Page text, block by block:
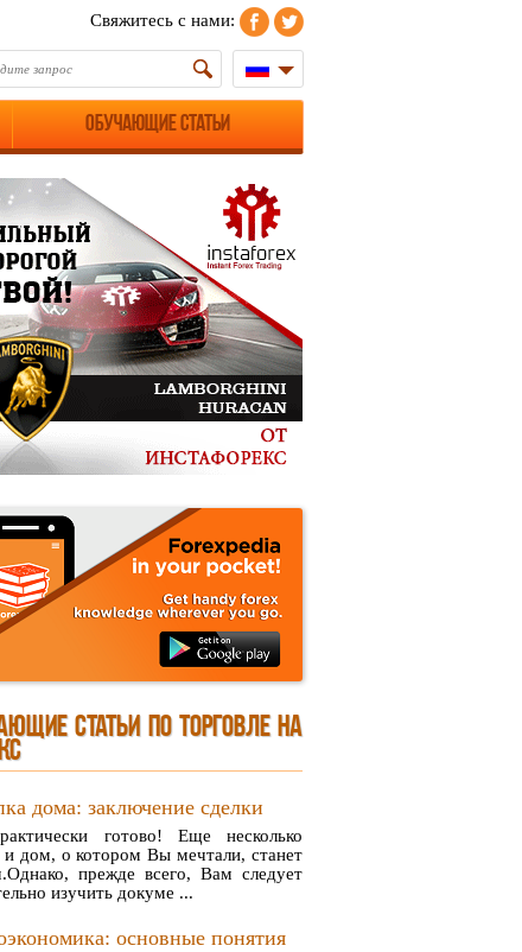
Свяжитесь с нами:
Обучающие статьи
СТАТЬИ ПО ТОРГОВЛЕ НА
дома: заключение сделки
готово! Еще несколько
и дом, о котором Вы мечтали, станет
прежде всего, Вам следует
изучить докуме ...
основные понятия